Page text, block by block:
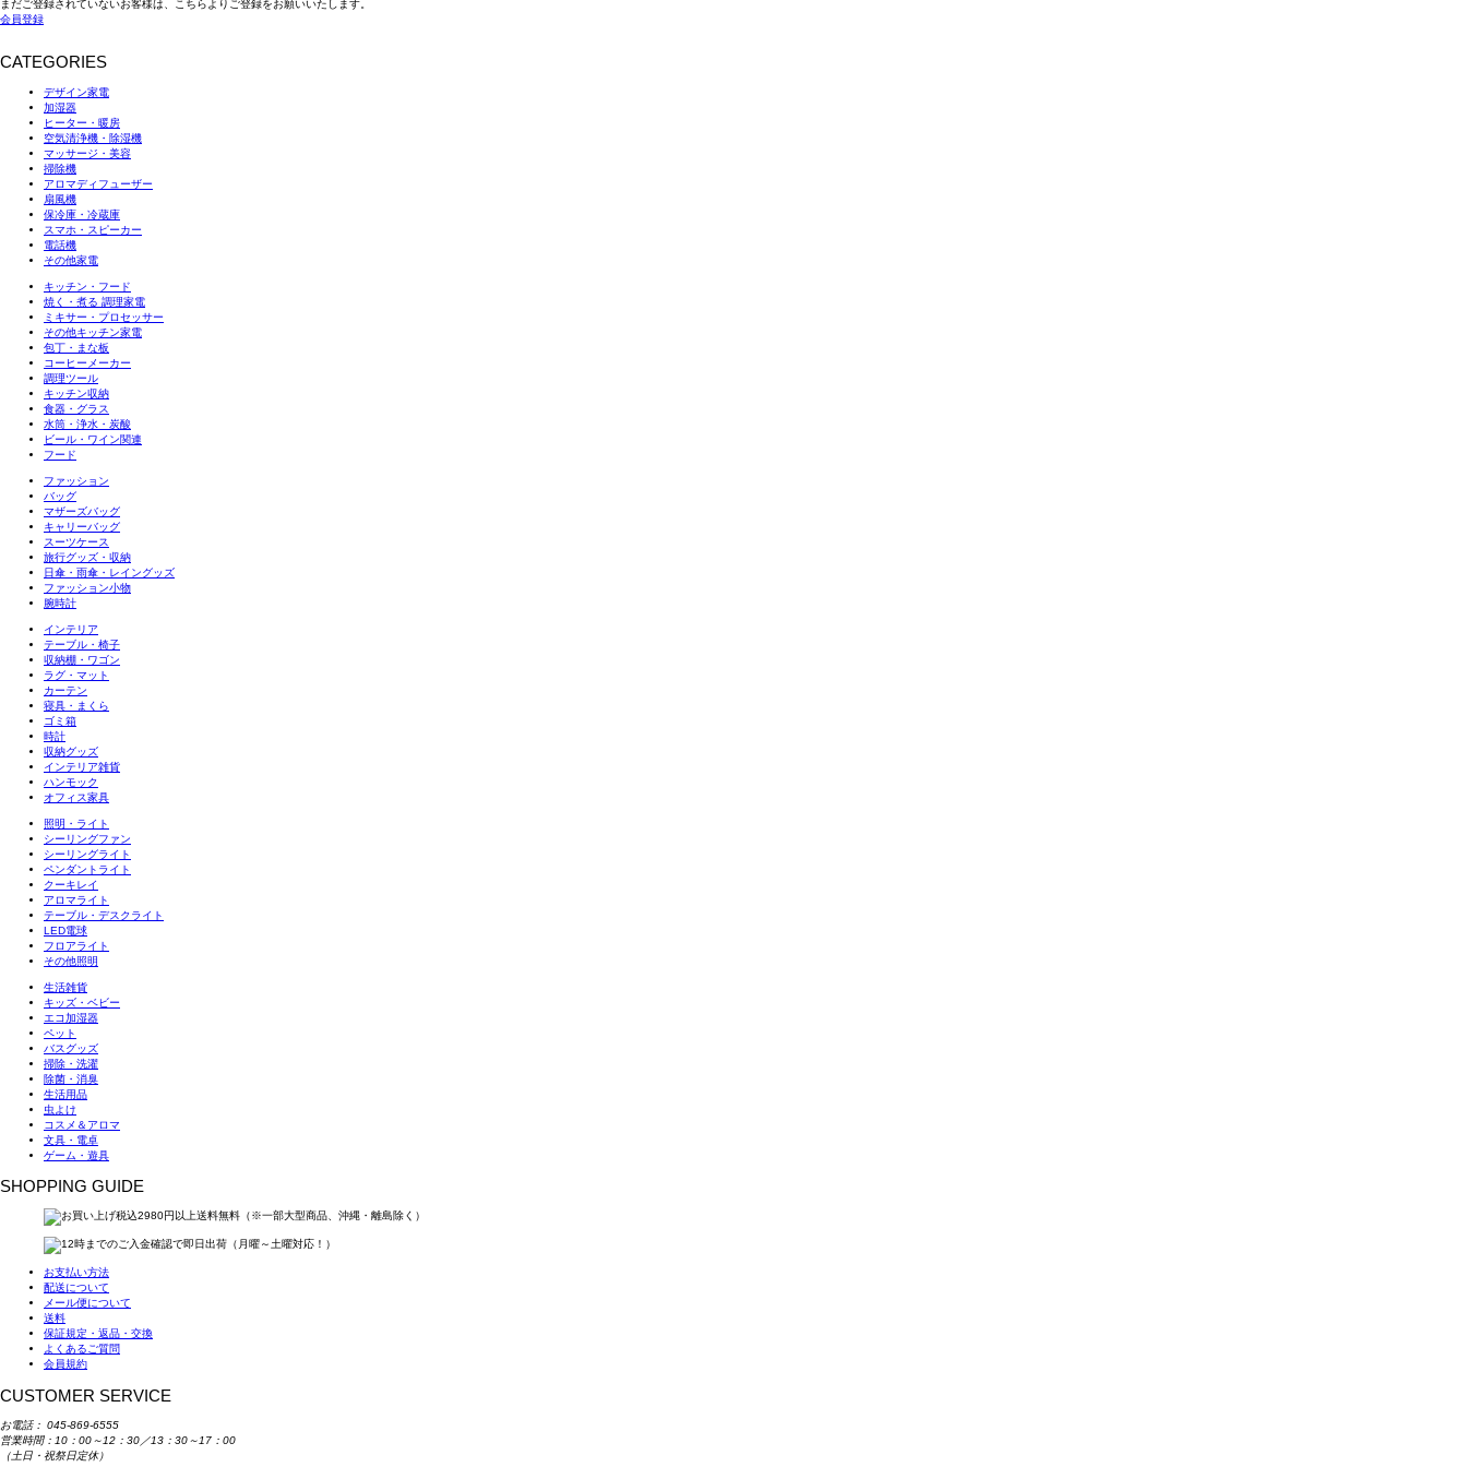
まだご登録されていないお客様は、こちらよりご登録をお願いいたします。
会員登録
CATEGORIES
デザイン家電
加湿器
ヒーター・暖房
空気清浄機・除湿機
マッサージ・美容
掃除機
アロマディフューザー
扇風機
保冷庫・冷蔵庫
スマホ・スピーカー
電話機
その他家電
キッチン・フード
焼く・煮る 調理家電
ミキサー・プロセッサー
その他キッチン家電
包丁・まな板
コーヒーメーカー
調理ツール
キッチン収納
食器・グラス
水筒・浄水・炭酸
ビール・ワイン関連
フード
ファッション
バッグ
マザーズバッグ
キャリーバッグ
スーツケース
旅行グッズ・収納
日傘・雨傘・レイングッズ
ファッション小物
腕時計
インテリア
テーブル・椅子
収納棚・ワゴン
ラグ・マット
カーテン
寝具・まくら
ゴミ箱
時計
収納グッズ
インテリア雑貨
ハンモック
オフィス家具
照明・ライト
シーリングファン
シーリングライト
ペンダントライト
クーキレイ
アロマライト
テーブル・デスクライト
LED電球
フロアライト
その他照明
生活雑貨
キッズ・ベビー
エコ加湿器
ペット
バスグッズ
掃除・洗濯
除菌・消臭
生活用品
虫よけ
コスメ＆アロマ
文具・電卓
ゲーム・遊具
SHOPPING GUIDE
お支払い方法
配送について
メール便について
送料
保証規定・返品・交換
よくあるご質問
会員規約
CUSTOMER SERVICE
お電話： 045-869-6555
営業時間：10：00～12：30／13：30～17：00
（土日・祝祭日定休）